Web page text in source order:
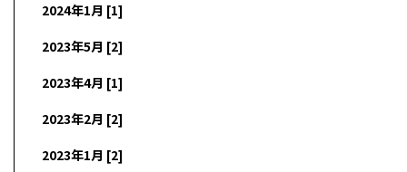
2024年1月 [1]
2023年5月 [2]
2023年4月 [1]
2023年2月 [2]
2023年1月 [2]